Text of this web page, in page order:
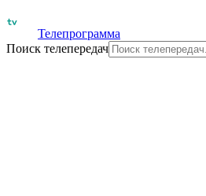
Телепрограмма
Поиск телепередач